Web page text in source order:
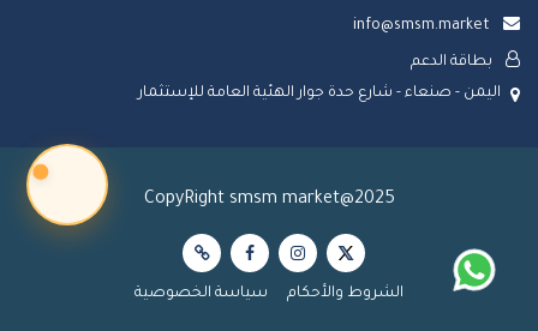
info@smsm.market
بطاقة الدعم
اليمن - صنعاء - شارع حدة جوار الهئية العامة للإستثمار
CopyRight smsm market@2025
الشروط والأحكام سياسة الخصوصية